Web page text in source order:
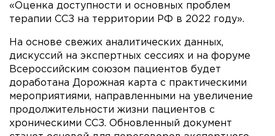
«Оценка доступности и основных проблем
терапии ССЗ на территории РФ в 2022 году».
На основе свежих аналитических данных,
дискуссий на экспертных сессиях и на форуме
Всероссийским союзом пациентов будет
доработана Дорожная карта с практическими
мероприятиями, направленными на увеличение
продолжительности жизни пациентов с
хроническими ССЗ. Обновленный документ